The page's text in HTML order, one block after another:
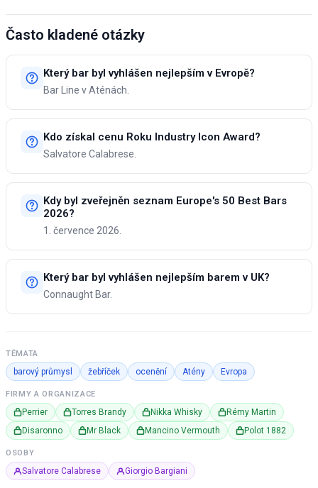
Často kladené otázky
Který bar byl vyhlášen nejlepším v Evropě?
Bar Line v Aténách.
Kdo získal cenu Roku Industry Icon Award?
Salvatore Calabrese.
Kdy byl zveřejněn seznam Europe's 50 Best Bars
2026?
1. července 2026.
Který bar byl vyhlášen nejlepším barem v UK?
Connaught Bar.
TÉMATA
barový průmysl žebříček ocenění Atény Evropa
FIRMY A ORGANIZACE
Perrier Torres Brandy Nikka Whisky
Rémy Martin
Disaronno
Mr Black Mancino Vermouth Polot 1882
OSOBY
Salvatore Calabrese Giorgio Bargiani